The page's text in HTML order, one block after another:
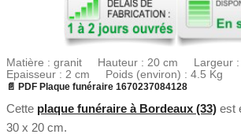
Matière : granit Hauteur : 20 cm Largeur
Epaisseur : 2 cm Poids (environ) : 4.5 Kg
📄 PDF Plaque funéraire 1670237084128
Cette plaque funéraire à Bordeaux (33) est
30 x 20 cm.